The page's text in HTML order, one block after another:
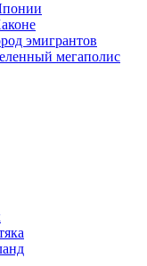
эмигрантов
мегаполис